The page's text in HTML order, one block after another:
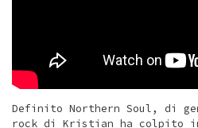
Definito Northern Soul, di
rock di Kristian ha colpito